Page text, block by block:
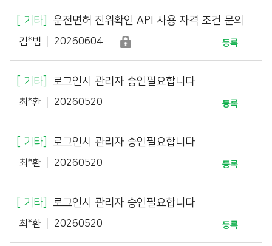
기타 운전면허 진위확인 API 사용 자격 조건 문의
김*범 등록
20260604
기타 로그인시 관리자 승인필요합니다
최*환 등록
20260520
기타 로그인시 관리자 승인필요합니다
최*환 등록
20260520
기타 로그인시 관리자 승인필요합니다
최*환 등록
20260520